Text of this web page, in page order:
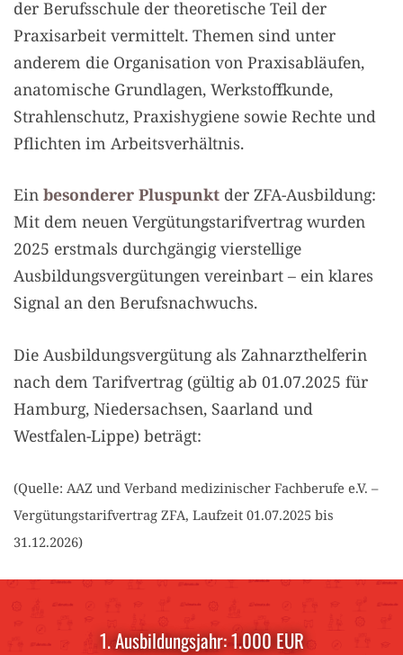
der Berufsschule der theoretische Teil der
Praxisarbeit vermittelt. Themen sind unter
anderem die Organisation von Praxisabläufen,
anatomische Grundlagen, Werkstoffkunde,
Strahlenschutz, Praxishygiene sowie Rechte und
Pflichten im Arbeitsverhältnis.
Ein besonderer Pluspunkt der ZFA-Ausbildung:
Mit dem neuen Vergütungstarifvertrag wurden
2025 erstmals durchgängig vierstellige
Ausbildungsvergütungen vereinbart – ein klares
Signal an den Berufsnachwuchs.
Die Ausbildungsvergütung als Zahnarzthelferin
nach dem Tarifvertrag (gültig ab 01.07.2025 für
Hamburg, Niedersachsen, Saarland und
Westfalen-Lippe) beträgt:
(Quelle: AAZ und Verband medizinischer Fachberufe e.V. –
Vergütungstarifvertrag ZFA, Laufzeit 01.07.2025 bis
31.12.2026)
1. Ausbildungsjahr: 1.000 EUR